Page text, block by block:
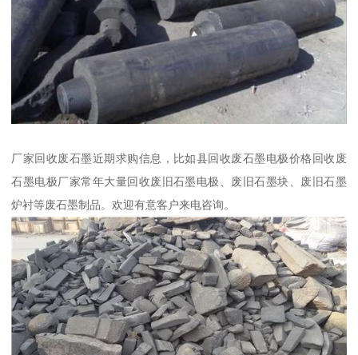
厂家回收废石墨近期求购信息，比如县回收废石墨电极价格回收废
石墨电极厂家常年大量回收废旧石墨电极、废旧石墨块、废旧石墨
炉衬等废石墨制品。欢迎有意客户来电咨询。